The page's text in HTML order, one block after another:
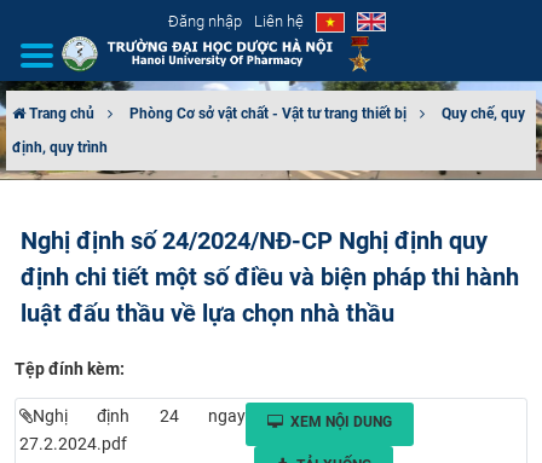
Đăng nhập Liên hệ
GIỚI THIỆU
TUYỂN SINH
ĐẢM BẢO CHẤT LƯỢNG
KHOA HỌC CÔNG NGHỆ
Trang chủ Phòng Cơ sở vật chất - Vật tư trang thiết bị
Quy chế, quy
định, quy trình
Nghị định số 24/2024/NĐ-CP Nghị định quy
định chi tiết một số điều và biện pháp thi hành
luật đấu thầu về lựa chọn nhà thầu
Tệp đính kèm:
Nghị định 24 ngay
27.2.2024.pdf
XEM NỘI DUNG